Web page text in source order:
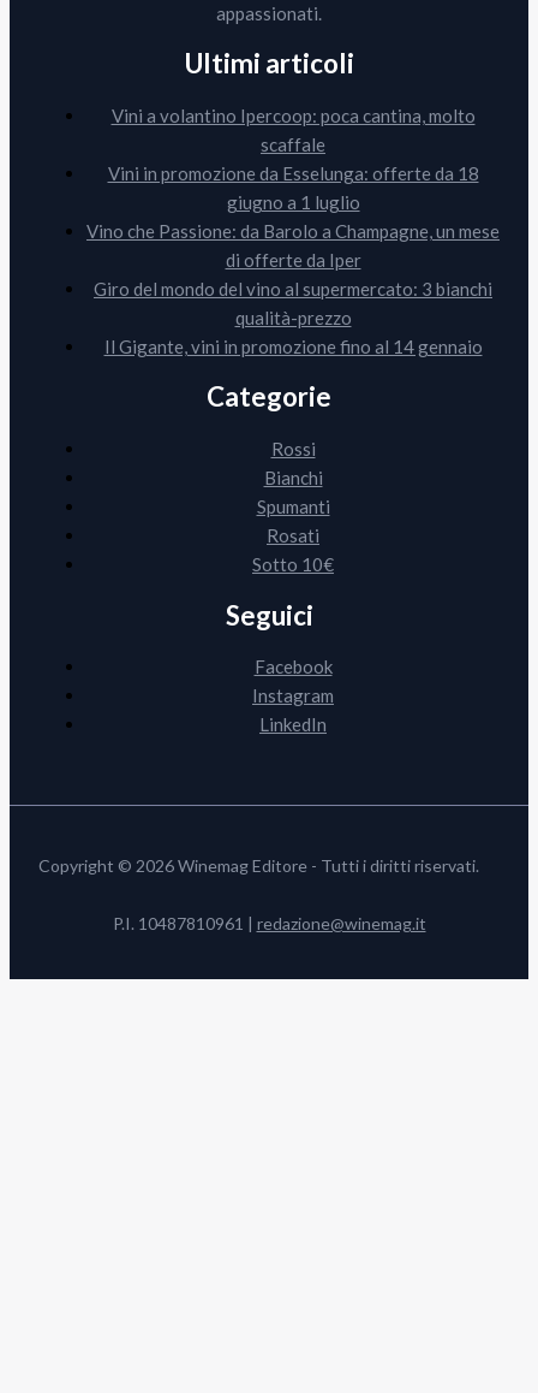
appassionati.
Ultimi articoli
Vini a volantino Ipercoop: poca cantina, molto
scaffale
Vini in promozione da Esselunga: offerte da 18
giugno a 1 luglio
Vino che Passione: da Barolo a Champagne, un mese
di offerte da Iper
Giro del mondo del vino al supermercato: 3 bianchi
qualità-prezzo
Il Gigante, vini in promozione fino al 14 gennaio
Categorie
Rossi
Bianchi
Spumanti
Rosati
Sotto 10€
Seguici
Facebook
Instagram
LinkedIn
Copyright © 2026 Winemag Editore - Tutti i diritti riservati.
P.I. 10487810961 | redazione@winemag.it